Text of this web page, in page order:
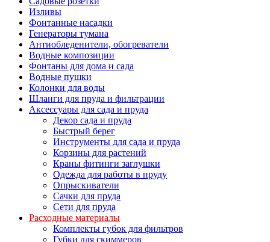
Изливы
Фонтанные насадки
Генераторы тумана
Антиобледенители, обогреватели
Водные композиции
Фонтаны для дома и сада
Водные пушки
Колонки для воды
Шланги для пруда и фильтрации
Аксессуары для сада и пруда
Декор сада и пруда
Быстрый берег
Инструменты для сада и пруда
Корзины для растений
Краны фитинги заглушки
Одежда для работы в пруду
Опрыскиватели
Сачки для пруда
Сети для пруда
Расходные материалы
Комплекты губок для фильтров
Губки для скиммеров